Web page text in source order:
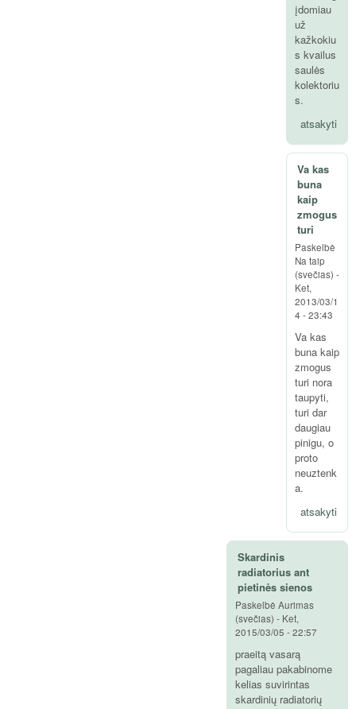
įdomiau
už
kažkokiu
s kvailus
saulės
kolektoriu
s.
atsakyti
Va kas
buna
kaip
zmogus
turi
Paskelbė
Na taip
(svečias) -
Ket,
2013/03/1
4 - 23:43
Va kas
buna kaip
zmogus
turi nora
taupyti,
turi dar
daugiau
pinigu, o
proto
neuztenk
a.
atsakyti
Skardinis
radiatorius ant
pietinės sienos
Paskelbė Aurimas
(svečias) - Ket,
2015/03/05 - 22:57
praeitą vasarą
pagaliau pakabinome
kelias suvirintas
skardinių radiatorių